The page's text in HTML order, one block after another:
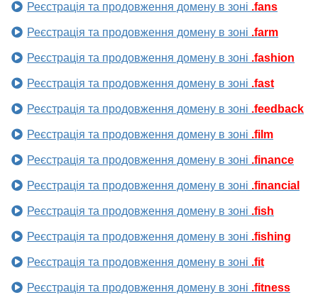
Реєстрація та продовження домену в зоні .fans
Реєстрація та продовження домену в зоні .farm
Реєстрація та продовження домену в зоні .fashion
Реєстрація та продовження домену в зоні .fast
Реєстрація та продовження домену в зоні .feedback
Реєстрація та продовження домену в зоні .film
Реєстрація та продовження домену в зоні .finance
Реєстрація та продовження домену в зоні .financial
Реєстрація та продовження домену в зоні .fish
Реєстрація та продовження домену в зоні .fishing
Реєстрація та продовження домену в зоні .fit
Реєстрація та продовження домену в зоні .fitness